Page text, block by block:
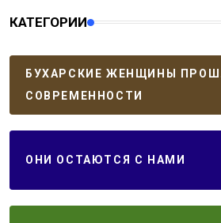
КАТЕГОРИИ
БУХАРСКИЕ ЖЕНЩИНЫ
СОВРЕМЕННОСТИ
ОНИ ОСТАЮТСЯ С НАМИ